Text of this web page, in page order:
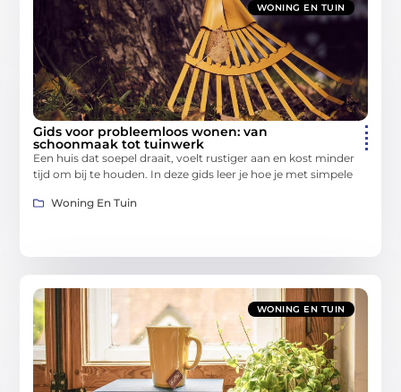
WONING EN TUIN
Gids voor probleemloos wonen: van
schoonmaak tot tuinwerk
Een huis dat soepel draait, voelt rustiger aan en kost minder
tijd om bij te houden. In deze gids leer je hoe je met simpele
Woning En Tuin
WONING EN TUIN